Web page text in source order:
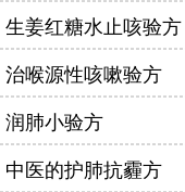
生姜红糖水止咳验方
治喉源性咳嗽验方
润肺小验方
中医的护肺抗霾方